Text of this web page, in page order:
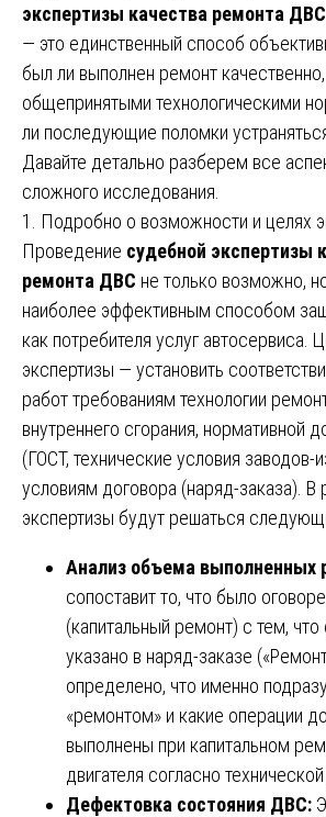
экспертизы качества ремонта ДВС
— это единственный способ
был ли выполнен ремонт
общепринятыми технологическими
ли последующие поломки
Давайте детально разберем все
сложного исследования.
1. Подробно о возможности и целях
Проведение судебной экспертизы
ремонта ДВС не только возможно,
наиболее эффективным способом
как потребителя услуг автосервиса.
экспертизы — установить
работ требованиям технологии
внутреннего сгорания, нормативной
(ГОСТ, технические условия заводов-
условиям договора (наряд-заказа). В
экспертизы будут решаться
Анализ объема выполненных
сопоставит то, что было
(капитальный ремонт) с тем, что
указано в наряд-заказе
определено, что именно
«ремонтом» и какие операции
выполнены при капитальном
двигателя согласно
Дефектовка состояния ДВС: